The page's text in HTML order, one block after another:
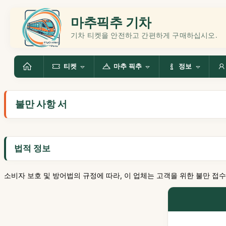
마추픽추 기차
기차 티켓을 안전하고 간편하게 구매하십시오.
티켓 마추 픽추 정보
불만 사항 서
법적 정보
소비자 보호 및 방어법의 규정에 따라, 이 업체는 고객을 위한 불만 접